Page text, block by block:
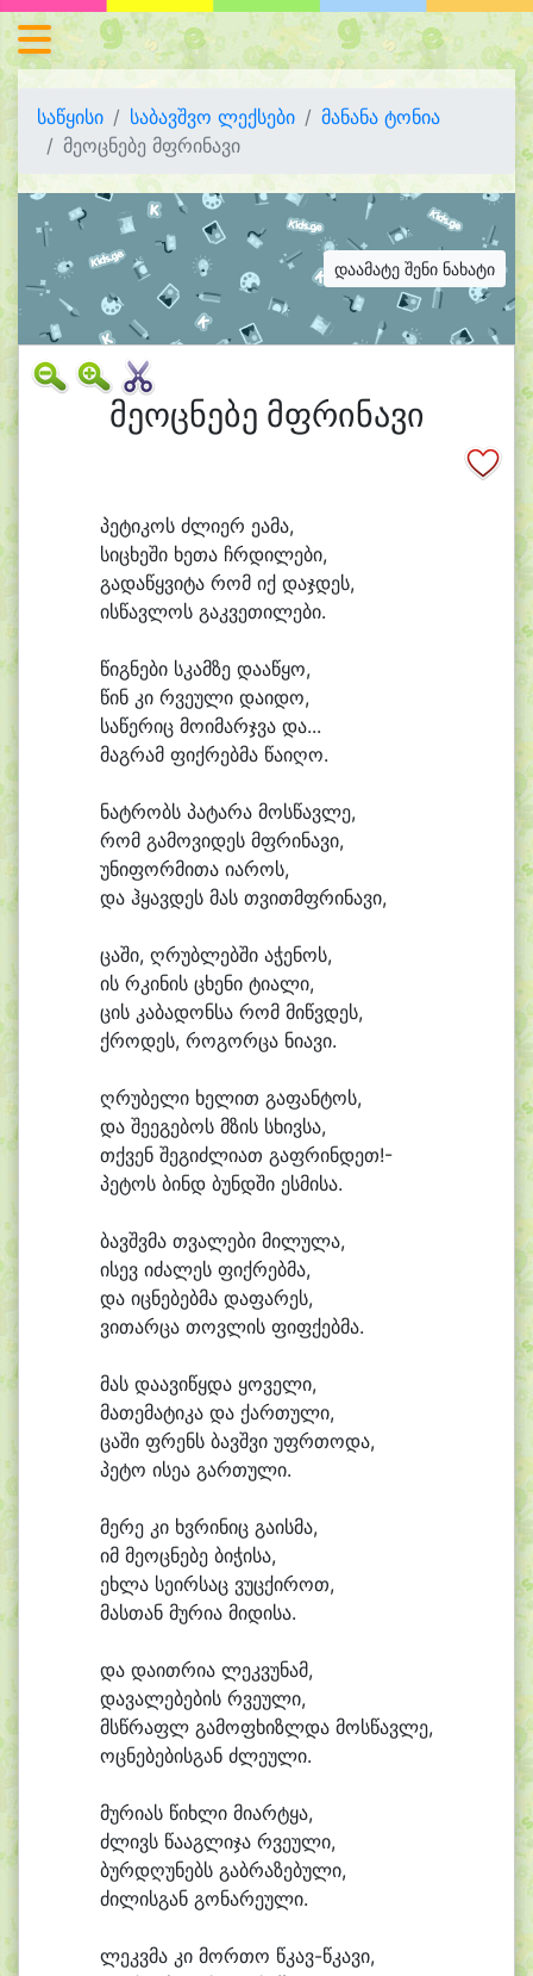
საწყისი საბავშვო ლექსები
მანანა ტონია
მეოცნებე მფრინავი
დაამატე შენი ნახატი
მეოცნებე მფრინავი
პეტიკოს ძლიერ ეამა,
სიცხეში ხეთა ჩრდილები,
გადაწყვიტა რომ იქ დაჯდეს,
ისწავლოს გაკვეთილები.
წიგნები სკამზე დააწყო,
წინ კი რვეული დაიდო,
საწერიც მოიმარჯვა და...
მაგრამ ფიქრებმა წაიღო.
ნატრობს პატარა მოსწავლე,
რომ გამოვიდეს მფრინავი,
უნიფორმითა იაროს,
და ჰყავდეს მას თვითმფრინავი,
ცაში, ღრუბლებში აჭენოს,
ის რკინის ცხენი ტიალი,
ცის კაბადონსა რომ მიწვდეს,
ქროდეს, როგორცა ნიავი.
ღრუბელი ხელით გაფანტოს,
და შეეგებოს მზის სხივსა,
თქვენ შეგიძლიათ გაფრინდეთ!-
პეტოს ბინდ ბუნდში ესმისა.
ბავშვმა თვალები მილულა,
ისევ იძალეს ფიქრებმა,
და იცნებებმა დაფარეს,
ვითარცა თოვლის ფიფქებმა.
მას დაავიწყდა ყოველი,
მათემატიკა და ქართული,
ცაში ფრენს ბავშვი უფრთოდა,
პეტო ისეა გართული.
მერე კი ხვრინიც გაისმა,
იმ მეოცნებე ბიჭისა,
ეხლა სეირსაც ვუცქიროთ,
მასთან მურია მიდისა.
და დაითრია ლეკვუნამ,
დავალებების რვეული,
მსწრაფლ გამოფხიზლდა მოსწავლე,
ოცნებებისგან ძლეული.
მურიას წიხლი მიარტყა,
ძლივს წააგლიჯა რვეული,
ბურდღუნებს გაბრაზებული,
ძილისგან გონარეული.
ლეკვმა კი მორთო წკავ-წკავი,